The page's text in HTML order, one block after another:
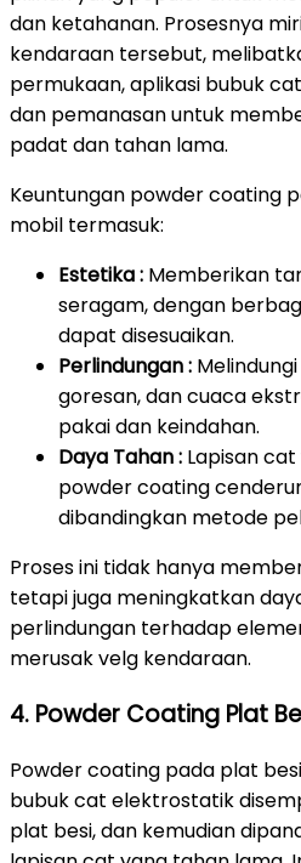
dan ketahanan. Prosesnya
kendaraan tersebut,
permukaan, aplikasi bubuk
dan pemanasan untuk
padat dan tahan lama.
Keuntungan powder coating
mobil termasuk:
Estetika : Memberikan
seragam, dengan
dapat disesuaikan.
Perlindungan :
goresan, dan cuaca
pakai dan keindahan.
Daya Tahan : Lapisan
powder coating
dibandingkan metode
Proses ini tidak hanya
tetapi juga meningkatkan
perlindungan terhadap
merusak velg kendaraan.
4. Powder Coating Plat
Powder coating pada plat
bubuk cat elektrostatik
plat besi, dan kemudian